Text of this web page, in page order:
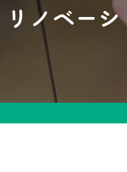
リノベー